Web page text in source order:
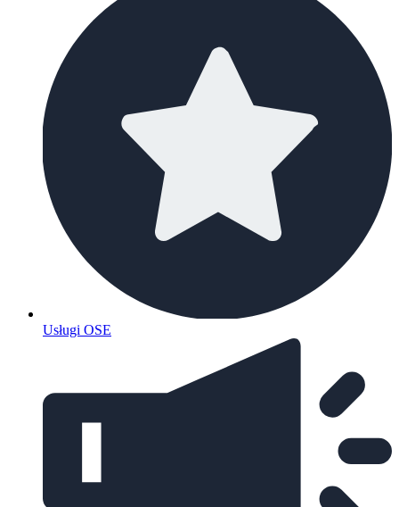
Usługi OSE